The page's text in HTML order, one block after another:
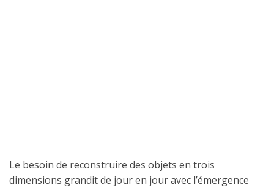
Le besoin de reconstruire des objets en trois
dimensions grandit de jour en jour avec l’émergence